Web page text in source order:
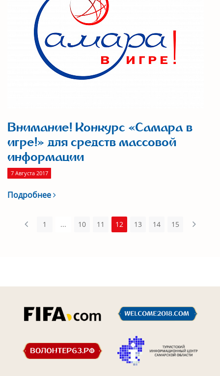
Внимание! Конкурс «Самара в
игре!» для средств массовой
информации
7 Августа 2017
Подробнее
1 ... 10 11 12 13 14 15